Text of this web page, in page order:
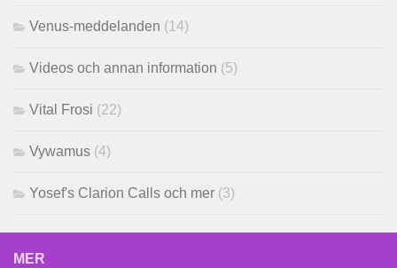
Venus-meddelanden (14)
Videos och annan information (5)
Vital Frosi (22)
Vywamus (4)
Yosef's Clarion Calls och mer (3)
MER